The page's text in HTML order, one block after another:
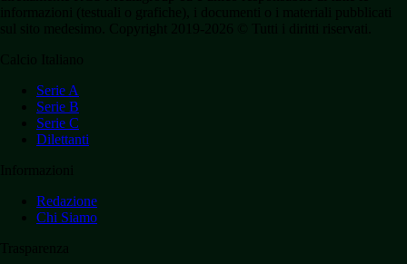
Serie A
Serie B
Serie C
Dilettanti
Redazione
Chi Siamo